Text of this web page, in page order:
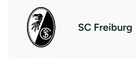
SC Freiburg